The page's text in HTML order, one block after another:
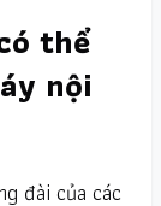
thể
nội
đài của các